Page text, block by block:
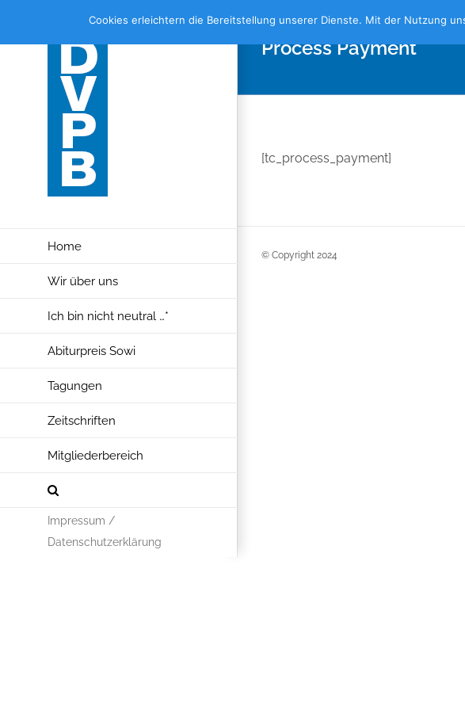
Home
Wir über uns
Ich bin nicht neutral …*
Abiturpreis Sowi
Tagungen
Zeitschriften
Mitgliederbereich
Impressum /
Datenschutzerklärung
Process Payment
[tc_process_payment]
© Copyright 2024
Cookies erleichtern die Bereitstellung unserer Dienste. Mit der Nutzung